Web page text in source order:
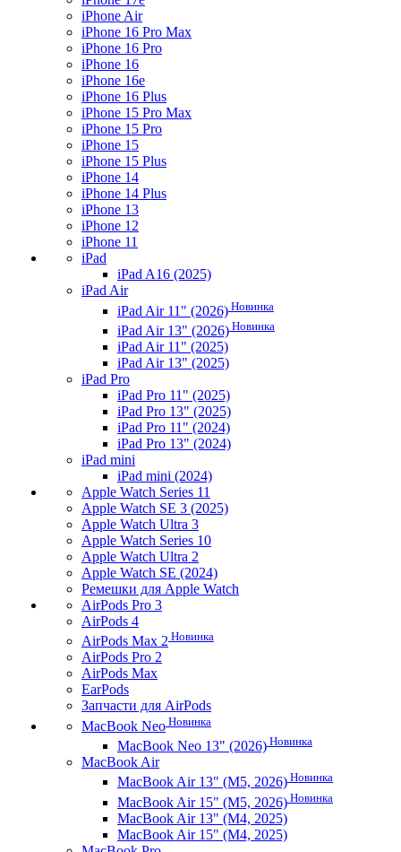
iPhone Air
iPhone 16 Pro Max
iPhone 16 Pro
iPhone 16
iPhone 16e
iPhone 16 Plus
iPhone 15 Pro Max
iPhone 15 Pro
iPhone 15
iPhone 15 Plus
iPhone 14
iPhone 14 Plus
iPhone 13
iPhone 12
iPhone 11
iPad
iPad A16 (2025)
iPad Air
iPad Air 11" (2026) Новинка
iPad Air 13" (2026) Новинка
iPad Air 11" (2025)
iPad Air 13" (2025)
iPad Pro
iPad Pro 11" (2025)
iPad Pro 13" (2025)
iPad Pro 11" (2024)
iPad Pro 13" (2024)
iPad mini
iPad mini (2024)
Apple Watch Series 11
Apple Watch SE 3 (2025)
Apple Watch Ultra 3
Apple Watch Series 10
Apple Watch Ultra 2
Apple Watch SE (2024)
Ремешки для Apple Watch
AirPods Pro 3
AirPods 4
AirPods Max 2 Новинка
AirPods Pro 2
AirPods Max
EarPods
Запчасти для AirPods
MacBook Neo Новинка
MacBook Neo 13" (2026) Новинка
MacBook Air
MacBook Air 13" (M5, 2026) Новинка
MacBook Air 15" (M5, 2026) Новинка
MacBook Air 13" (M4, 2025)
MacBook Air 15" (M4, 2025)